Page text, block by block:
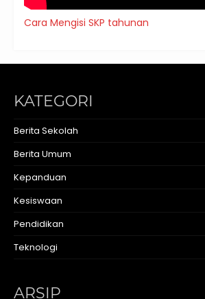
Cara Mengisi SKP tahunan
KATEGORI
Berita Sekolah
Berita Umum
Kepanduan
Kesiswaan
Pendidikan
Teknologi
ARSIP